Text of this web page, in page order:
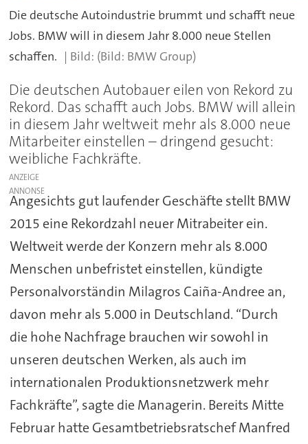
Die deutsche Autoindustrie brummt und schafft neue
Jobs. BMW will in diesem Jahr 8.000 neue Stellen
schaffen.
(Bild: BMW Group)
Die deutschen Autobauer eilen von Rekord zu
Rekord. Das schafft auch Jobs. BMW will allein
in diesem Jahr weltweit mehr als 8.000 neue
Mitarbeiter einstellen – dringend gesucht:
weibliche Fachkräfte.
ANZEIGE
Angesichts gut laufender Geschäfte stellt BMW
2015 eine Rekordzahl neuer Mitrabeiter ein.
Weltweit werde der Konzern mehr als 8.000
Menschen unbefristet einstellen, kündigte
Personalvorständin Milagros Caiña-Andree an,
davon mehr als 5.000 in Deutschland. “Durch
die hohe Nachfrage brauchen wir sowohl in
unseren deutschen Werken, als auch im
internationalen Produktionsnetzwerk mehr
Fachkräfte”, sagte die Managerin. Bereits Mitte
Februar hatte Gesamtbetriebsratschef Manfred